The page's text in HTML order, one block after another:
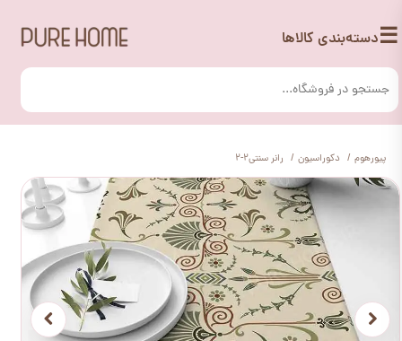
☰دسته‌بندی کالاها
پیورهوم دکوراسیون رانر سنتی2-2